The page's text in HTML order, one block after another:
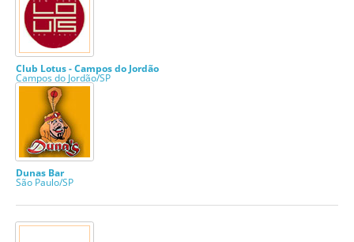
Club Lotus - Campos do Jordão
Campos do Jordão/SP
Dunas Bar
São Paulo/SP